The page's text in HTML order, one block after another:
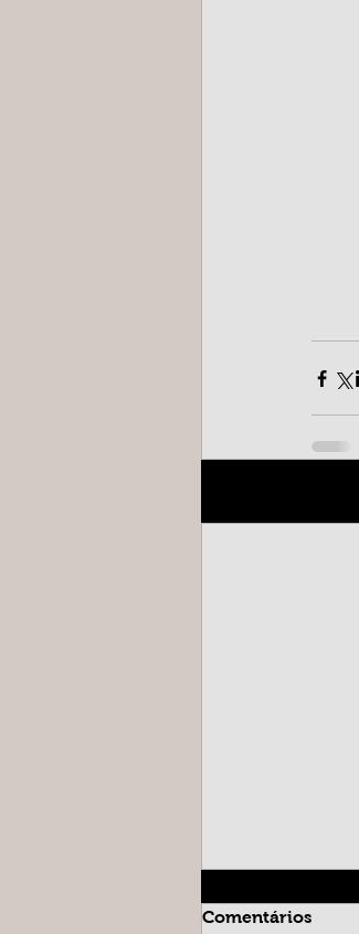
Comentários